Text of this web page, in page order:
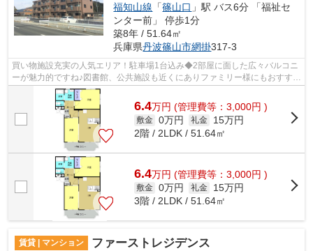
福知山線 「篠山口 」駅 バス6分 「福祉セ
ンター前」 停歩1分
築8年 / 51.64㎡
兵庫県丹波篠山市網掛317-3
買い物施設充実の人気エリア！駐車場1台込み◆2部屋に面した広々バルコニ
ーが魅力的ですね♪図書館、公共施設も近くにありファミリー様にもおすすめ
6.4万円 (管理費等：3,000円 )
敷金 0万円 礼金
15万円
2階 / 2LDK / 51.64㎡
6.4万円 (管理費等：3,000円 )
敷金 0万円 礼金
15万円
3階 / 2LDK / 51.64㎡
賃貸 | マンション ファーストレジデンス